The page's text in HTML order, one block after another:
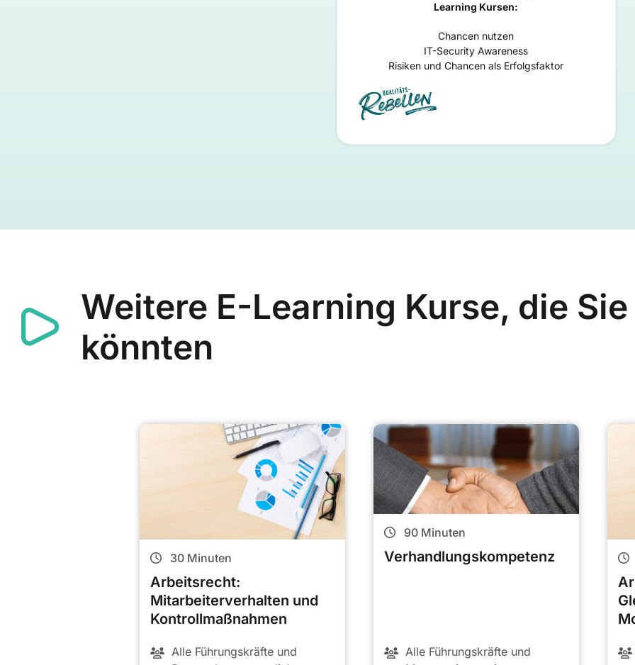
Learning Kursen:
Chancen nutzen
IT-Security Awareness
Risiken und Chancen als Erfolgsfaktor
Weitere E-Learning Kurse, die
könnten
30Minuten
Arbeitsrecht:
Mitarbeiterverhalten und
Kontrollmaßnahmen
Alle Führungskräfte und
90Minuten
Verhandlungskompetenz
Alle Führungskräfte und